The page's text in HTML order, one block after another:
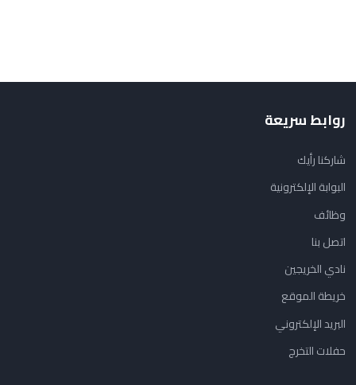
روابط سريعة
شاركنا رأيك
البوابة الإلكترونية
وظائف
اتصل بنا
نادي الخريجين
خريطة الموقع
البريد الإلكتروني
حفلات التخرج